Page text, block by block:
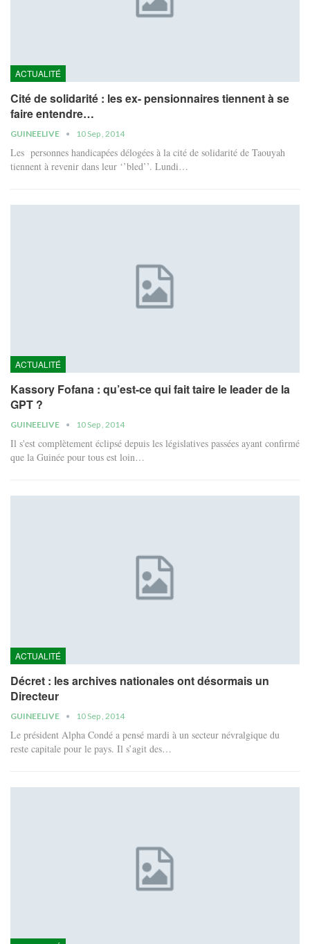
ACTUALITÉ
Cité de solidarité : les ex- pensionnaires tiennent à se
faire entendre…
GUINEELIVE 10 Sep , 2014
Les personnes handicapées délogées à la cité de solidarité de Taouyah
tiennent à revenir dans leur ‘’bled’’. Lundi…
ACTUALITÉ
Kassory Fofana : qu’est-ce qui fait taire le leader de la
GPT ?
GUINEELIVE 10 Sep , 2014
Il s'est complètement éclipsé depuis les législatives passées ayant confirmé
que la Guinée pour tous est loin…
ACTUALITÉ
Décret : les archives nationales ont désormais un
Directeur
GUINEELIVE 10 Sep , 2014
Le président Alpha Condé a pensé mardi à un secteur névralgique du
reste capitale pour le pays. Il s’agit des…